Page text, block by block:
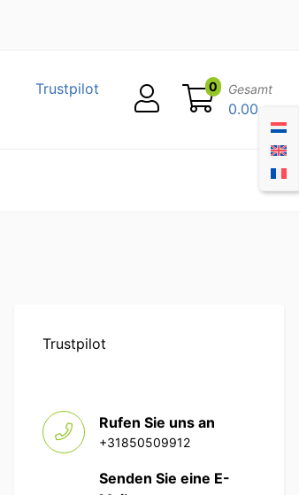
Trustpilot 0 Gesamt
0.00
Trustpilot
Rufen Sie uns an
+31850509912
Senden Sie eine E-